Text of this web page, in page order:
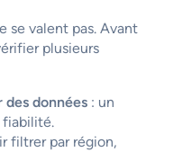
se valent pas. Avant
plusieurs
données: un
fiabilité.
filtrer par région,